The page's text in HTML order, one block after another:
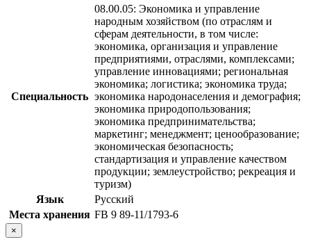
Специальность
08.00.05: Экономика и управление
народным хозяйством (по отраслям и
сферам деятельности, в том числе:
экономика, организация и управление
предприятиями, отраслями, комплексами;
управление инновациями; региональная
экономика; логистика; экономика труда;
экономика народонаселения и демография;
экономика природопользования;
экономика предпринимательства;
маркетинг; менеджмент; ценообразование;
экономическая безопасность;
стандартизация и управление качеством
продукции; землеустройство; рекреация и
туризм)
Язык
Русский
Места хранения FB 9 89-11/1793-6
×